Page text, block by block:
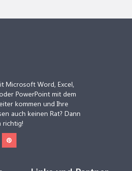
Microsoft Word, Excel,
PowerPoint mit dem
kommen und Ihre
auch keinen Rat? Dann
richtig!